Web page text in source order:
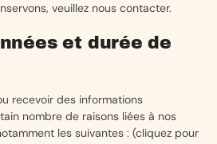
veuillez nous contacter.
et durée de
recevoir des informations
nombre de raisons liées à nos
les suivantes : (cliquez pour